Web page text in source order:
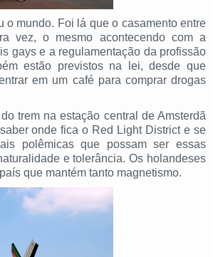
o mundo. Foi lá que o casamento entre
vez, o mesmo acontecendo com a
gays e a regulamentação da profissão
estão previstos na lei, desde que
em um café para comprar drogas
trem na estação central de Amsterdã
onde fica o Red Light District e se
polêmicas que possam ser essas
e tolerância. Os holandeses
que mantém tanto magnetismo.